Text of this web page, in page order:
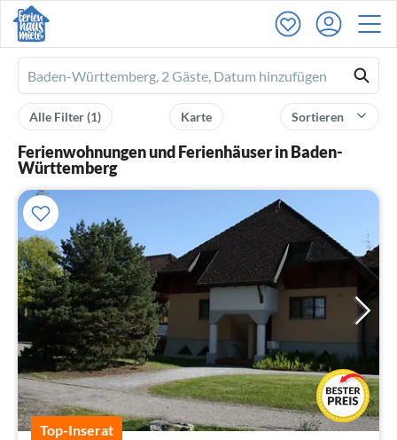
Ferienhausmiete
logo
Sortieren
Karte
Alle Filter(1)
Ferienwohnungen und Ferienhäuser in Baden-
Württemberg
Top-Inserat